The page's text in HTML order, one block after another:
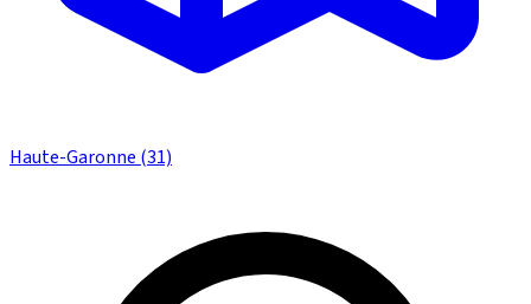
Haute-Garonne (31)